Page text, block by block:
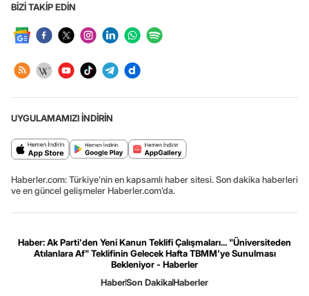
BİZİ TAKİP EDİN
UYGULAMAMIZI İNDİRİN
Haberler.com: Türkiye’nin en kapsamlı haber sitesi. Son dakika haberleri
ve en güncel gelişmeler Haberler.com’da.
Haber: Ak Parti'den Yeni Kanun Teklifi Çalışmaları... "Üniversiteden
Atılanlara Af" Teklifinin Gelecek Hafta TBMM'ye Sunulması
Bekleniyor - Haberler
HaberSon DakikaHaberler